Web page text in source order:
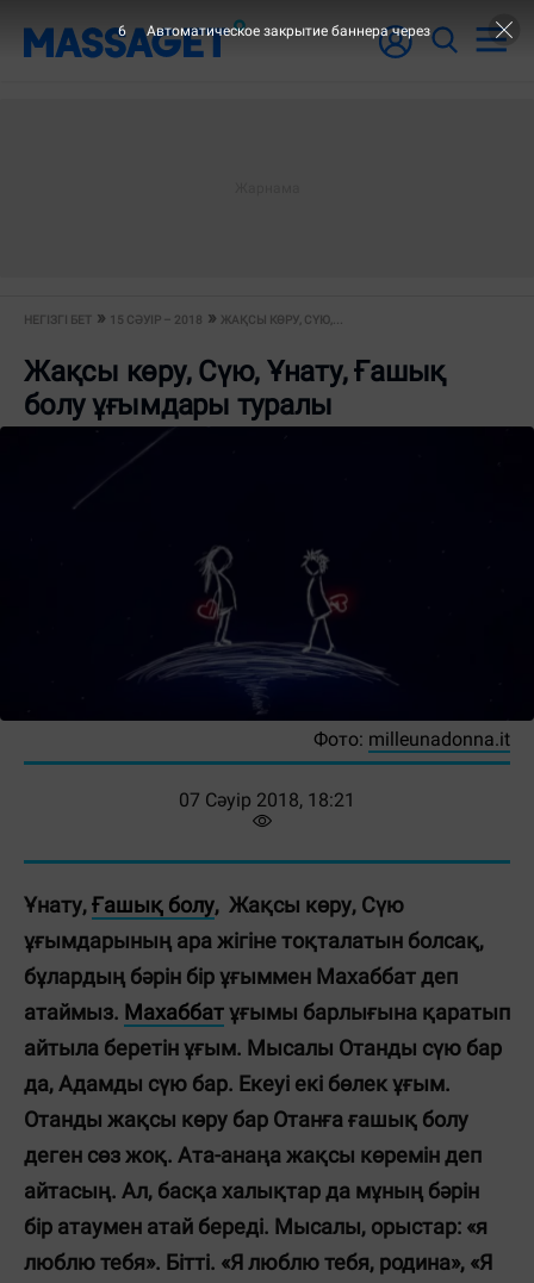
НЕГІЗГІ БЕТ 15 СӘУІР – 2018 ЖАҚСЫ КӨРУ, СҮЮ,...
Жақсы көру, Сүю, Ұнату, Ғашық
болу ұғымдары туралы
Фото: milleunadonna.it
07 Сәуір 2018, 18:21
Ұнату,Ғашық болу, Жақсы көру, Сүю
ұғымдарының ара жігіне тоқталатын болсақ,
бұлардың бәрін бір ұғыммен Махаббат деп
атаймыз. Махаббатұғымы барлығына қаратып
айтыла беретін ұғым. Мысалы Отанды сүю бар
да, Адамды сүю бар. Екеуі екі бөлек ұғым.
Отанды жақсы көру бар Отанға ғашық болу
деген сөз жоқ. Ата-анаңа жақсы көремін деп
айтасың. Ал, басқа халықтар да мұның бәрін
бір атаумен атай береді. Мысалы, орыстар: «я
люблю тебя». Бітті. «Я люблю тебя, родина», «Я
6 Автоматическое закрытие баннера через